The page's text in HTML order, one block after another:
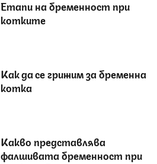
Етапи на бременност при
котките
Как да се грижим за бременна
котка
Какво представлява
фалшивата бременност при